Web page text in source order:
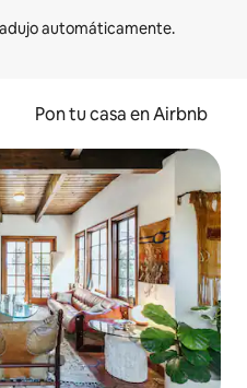
Pon tu casa en Airbnb